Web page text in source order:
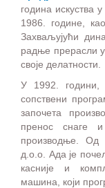
година искуства
1986. године,
Захваљујући
радње прерасли
своје делатности.
У 1992. години,
сопствени
започета
пренос снаге
производње. Од
д.о.о. Ада је
касније и
машина, који